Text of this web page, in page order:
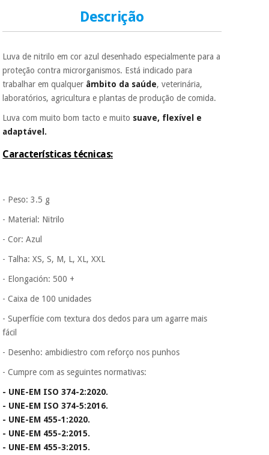
Descrição
Luva de nitrilo em cor azul desenhado especialmente para a
proteção contra microrganismos. Está indicado para
trabalhar em qualquer âmbito da saúde, veterinária,
laboratórios, agricultura e plantas de produção de comida.
Luva com muito bom tacto e muito suave, flexível e
adaptável.
Características técnicas:
- Peso: 3.5 g
- Material: Nitrilo
- Cor: Azul
- Talha: XS, S, M, L, XL, XXL
- Elongación: 500 +
- Caixa de 100 unidades
- Superfície com textura dos dedos para um agarre mais
fácil
- Desenho: ambidiestro com reforço nos punhos
- Cumpre com as seguintes normativas:
- UNE-EM ISO 374-2:2020.
- UNE-EM ISO 374-5:2016.
- UNE-EM 455-1:2020.
- UNE-EM 455-2:2015.
- UNE-EM 455-3:2015.